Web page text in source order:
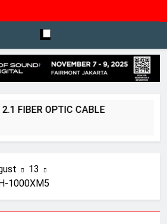
FIBER OPTIC CABLE
13
1000XM5